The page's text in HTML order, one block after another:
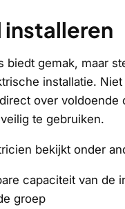
installeren
biedt gemak, maar
installatie. Niet
over voldoende
te gebruiken.
bekijkt onder
capaciteit van de
groep